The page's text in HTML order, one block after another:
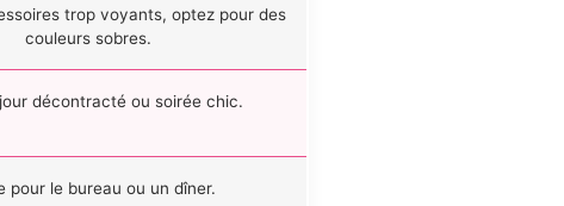
trop voyants, optez pour des
couleurs sobres.
décontracté ou soirée chic.
pour le bureau ou un dîner.